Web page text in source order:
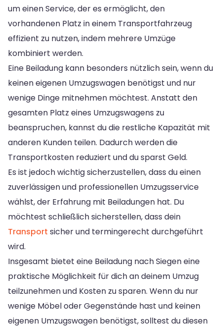
um einen Service, der es ermöglicht, den
vorhandenen Platz in einem Transportfahrzeug
effizient zu nutzen, indem mehrere Umzüge
kombiniert werden.
Eine Beiladung kann besonders nützlich sein, wenn du
keinen eigenen Umzugswagen benötigst und nur
wenige Dinge mitnehmen möchtest. Anstatt den
gesamten Platz eines Umzugswagens zu
beanspruchen, kannst du die restliche Kapazität mit
anderen Kunden teilen. Dadurch werden die
Transportkosten reduziert und du sparst Geld.
Es ist jedoch wichtig sicherzustellen, dass du einen
zuverlässigen und professionellen Umzugsservice
wählst, der Erfahrung mit Beiladungen hat. Du
möchtest schließlich sicherstellen, dass dein
Transport sicher und termingerecht durchgeführt
wird.
Insgesamt bietet eine Beiladung nach Siegen eine
praktische Möglichkeit für dich an deinem Umzug
teilzunehmen und Kosten zu sparen. Wenn du nur
wenige Möbel oder Gegenstände hast und keinen
eigenen Umzugswagen benötigst, solltest du diesen